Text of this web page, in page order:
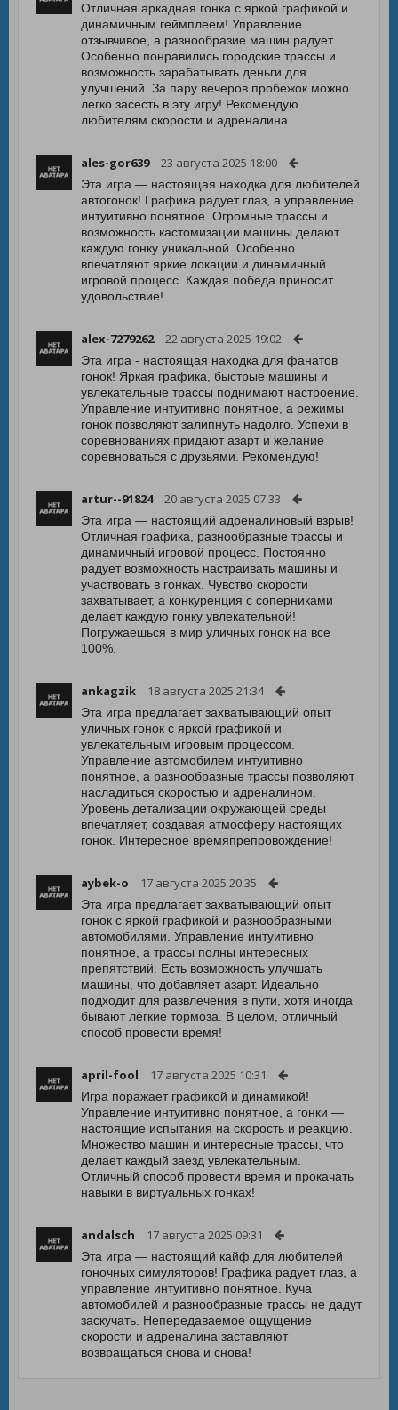
Отличная аркадная гонка с яркой графикой и
динамичным геймплеем! Управление
отзывчивое, а разнообразие машин радует.
Особенно понравились городские трассы и
возможность зарабатывать деньги для
улучшений. За пару вечеров пробежок можно
легко засесть в эту игру! Рекомендую
любителям скорости и адреналина.
ales-gor639 23 августа 2025 18:00
Эта игра — настоящая находка для любителей
автогонок! Графика радует глаз, а управление
интуитивно понятное. Огромные трассы и
возможность кастомизации машины делают
каждую гонку уникальной. Особенно
впечатляют яркие локации и динамичный
игровой процесс. Каждая победа приносит
удовольствие!
alex-7279262 22 августа 2025 19:02
Эта игра - настоящая находка для фанатов
гонок! Яркая графика, быстрые машины и
увлекательные трассы поднимают настроение.
Управление интуитивно понятное, а режимы
гонок позволяют залипнуть надолго. Успехи в
соревнованиях придают азарт и желание
соревноваться с друзьями. Рекомендую!
artur--91824 20 августа 2025 07:33
Эта игра — настоящий адреналиновый взрыв!
Отличная графика, разнообразные трассы и
динамичный игровой процесс. Постоянно
радует возможность настраивать машины и
участвовать в гонках. Чувство скорости
захватывает, а конкуренция с соперниками
делает каждую гонку увлекательной!
Погружаешься в мир уличных гонок на все
100%.
ankagzik 18 августа 2025 21:34
Эта игра предлагает захватывающий опыт
уличных гонок с яркой графикой и
увлекательным игровым процессом.
Управление автомобилем интуитивно
понятное, а разнообразные трассы позволяют
насладиться скоростью и адреналином.
Уровень детализации окружающей среды
впечатляет, создавая атмосферу настоящих
гонок. Интересное времяпрепровождение!
aybek-o 17 августа 2025 20:35
Эта игра предлагает захватывающий опыт
гонок с яркой графикой и разнообразными
автомобилями. Управление интуитивно
понятное, а трассы полны интересных
препятствий. Есть возможность улучшать
машины, что добавляет азарт. Идеально
подходит для развлечения в пути, хотя иногда
бывают лёгкие тормоза. В целом, отличный
способ провести время!
april-fool 17 августа 2025 10:31
Игра поражает графикой и динамикой!
Управление интуитивно понятное, а гонки —
настоящие испытания на скорость и реакцию.
Множество машин и интересные трассы, что
делает каждый заезд увлекательным.
Отличный способ провести время и прокачать
навыки в виртуальных гонках!
andalsch 17 августа 2025 09:31
Эта игра — настоящий кайф для любителей
гоночных симуляторов! Графика радует глаз, а
управление интуитивно понятное. Куча
автомобилей и разнообразные трассы не дадут
заскучать. Непередаваемое ощущение
скорости и адреналина заставляют
возвращаться снова и снова!